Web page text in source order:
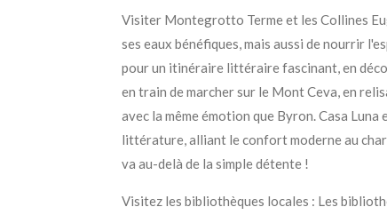
Visiter Montegrotto Terme et les Collines
ses eaux bénéfiques, mais aussi de nourrir
pour un itinéraire littéraire fascinant, en
en train de marcher sur le Mont Ceva, en
avec la même émotion que Byron. Casa
littérature, alliant le confort moderne au
va au-delà de la simple détente !
Visitez les bibliothèques locales : Les